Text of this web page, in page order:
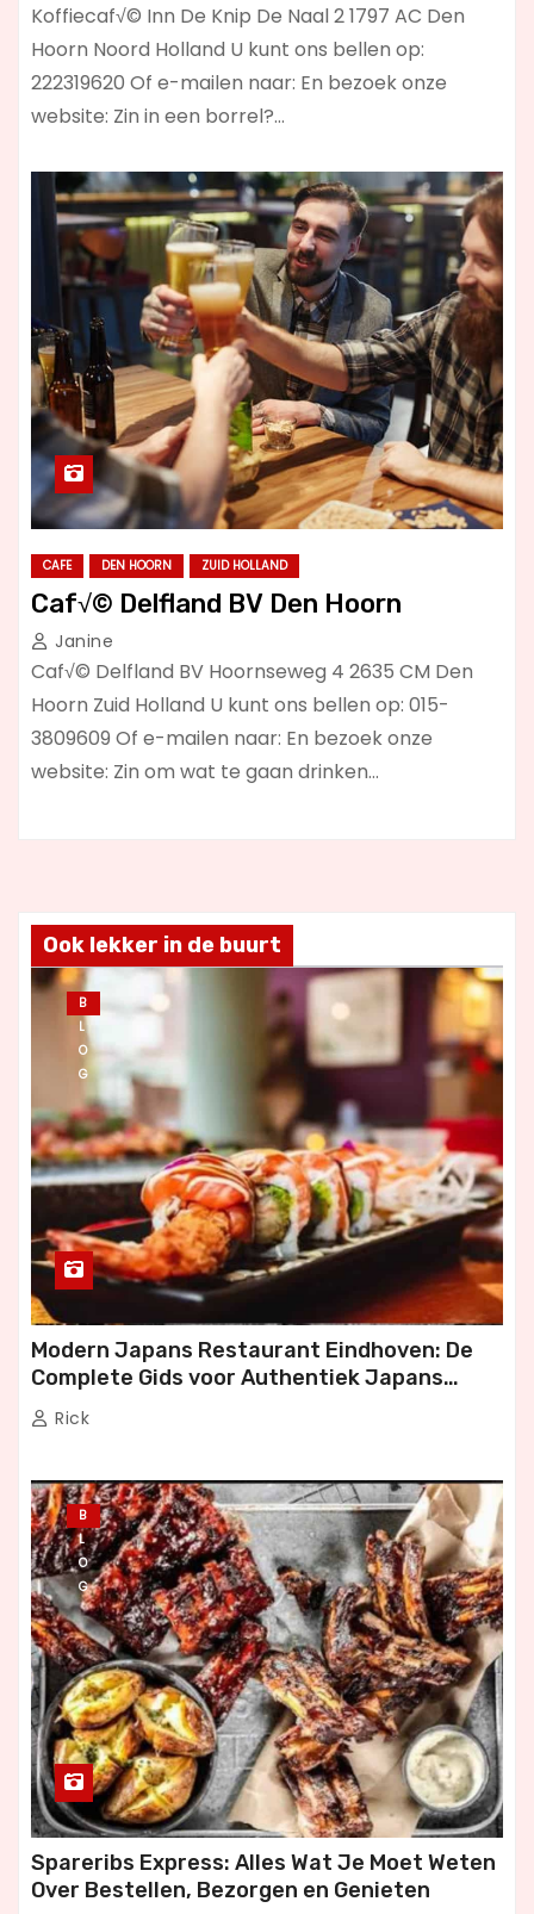
Koffiecaf√© Inn De Knip De Naal 2 1797 AC Den
Hoorn Noord Holland U kunt ons bellen op:
222319620 Of e-mailen naar: En bezoek onze
website: Zin in een borrel?…
CAFE DEN HOORN ZUID HOLLAND
Caf√© Delfland BV Den Hoorn
Janine
Caf√© Delfland BV Hoornseweg 4 2635 CM Den
Hoorn Zuid Holland U kunt ons bellen op: 015-
3809609 Of e-mailen naar: En bezoek onze
website: Zin om wat te gaan drinken…
Ook lekker in de buurt
B
L
O
G
Modern Japans Restaurant Eindhoven: De
Complete Gids voor Authentiek Japans
Dineren
Rick
B
L
O
G
Spareribs Express: Alles Wat Je Moet Weten
Over Bestellen, Bezorgen en Genieten